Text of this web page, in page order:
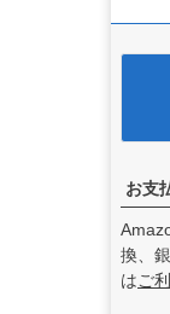
た。
チ
扱
お支
換、
はご